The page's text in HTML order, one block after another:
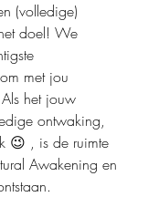
(volledige)
doel! We
met jou
het jouw
ontwaking,
😉 , is de ruimte
Awakening en